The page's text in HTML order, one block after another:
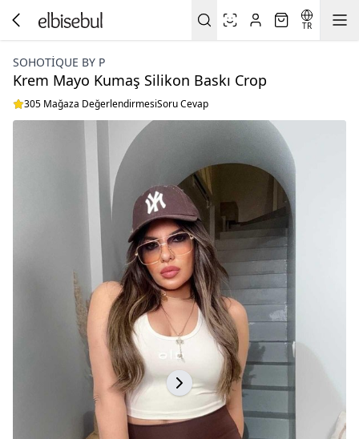
TR
SOHOTIQUE BY P
Krem Mayo Kumaş Silikon Baskı Crop
305 Mağaza DeğerlendirmesiSoru Cevap